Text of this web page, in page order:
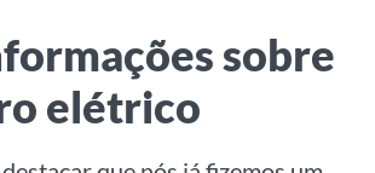
sobre
elétrico